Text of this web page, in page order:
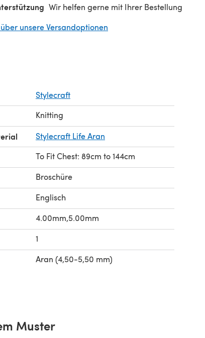
Wir helfen gerne mit Ihrer Bestellung
unsere Versandoptionen
Stylecraft
Knitting
Stylecraft Life Aran
To Fit Chest: 89cm to 144cm
Broschüre
Englisch
4.00mm,5.00mm
1
Aran (4,50-5,50 mm)
Muster